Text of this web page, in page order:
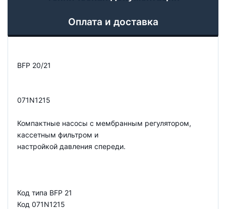
Оплата и доставка
BFP 20/21
071N1215
Компактные насосы с мембранным регулятором,
кассетным фильтром и
настройкой давления спереди.
Код типа BFP 21
Код 071N1215